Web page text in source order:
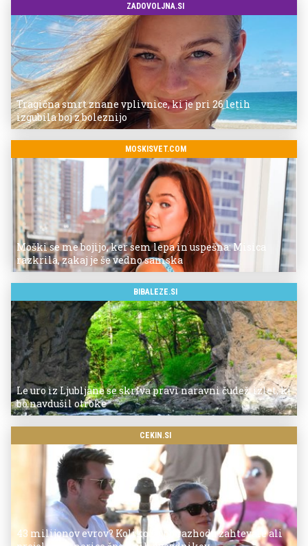
ZADOVOLJNA.SI
Tragična smrt znane vplivnice, ki je pri 26 letih
izgubila boj z boleznijo
MOSKISVET.COM
Moški se me bojijo, ker sem lepa in uspešna: Misica
razkrila, zakaj je še vedno samska
BIBALEZE.SI
Le uro iz Ljubljane se skriva pravi naravni čudež: izlet, ki
bo navdušil otroke
CEKIN.SI
43 milijonov evrov? Koliko so po razhodu zahtevale ali